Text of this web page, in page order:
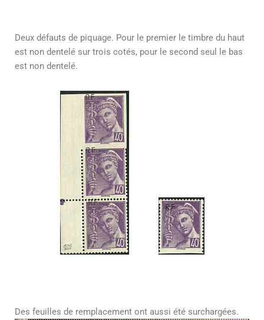
Deux défauts de piquage. Pour le premier le timbre du haut
est non dentelé sur trois cotés, pour le second seul le bas
est non dentelé.
Des feuilles de remplacement ont aussi été surchargées.